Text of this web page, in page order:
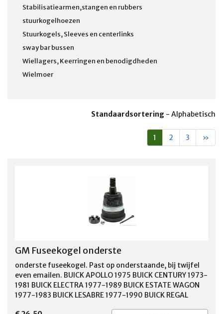
Stabilisatiearmen,stangen en rubbers
stuurkogelhoezen
Stuurkogels, Sleeves en centerlinks
sway bar bussen
Wiellagers, Keerringen en benodigdheden
Wielmoer
Standaardsortering - Alphabetisch
1 2 3 »
GM Fuseekogel onderste
onderste fuseekogel. Past op onderstaande, bij twijfel
even emailen. BUICK APOLLO 1975 BUICK CENTURY 1973-
1981 BUICK ELECTRA 1977-1989 BUICK ESTATE WAGON
1977-1983 BUICK LESABRE 1977-1990 BUICK REGAL